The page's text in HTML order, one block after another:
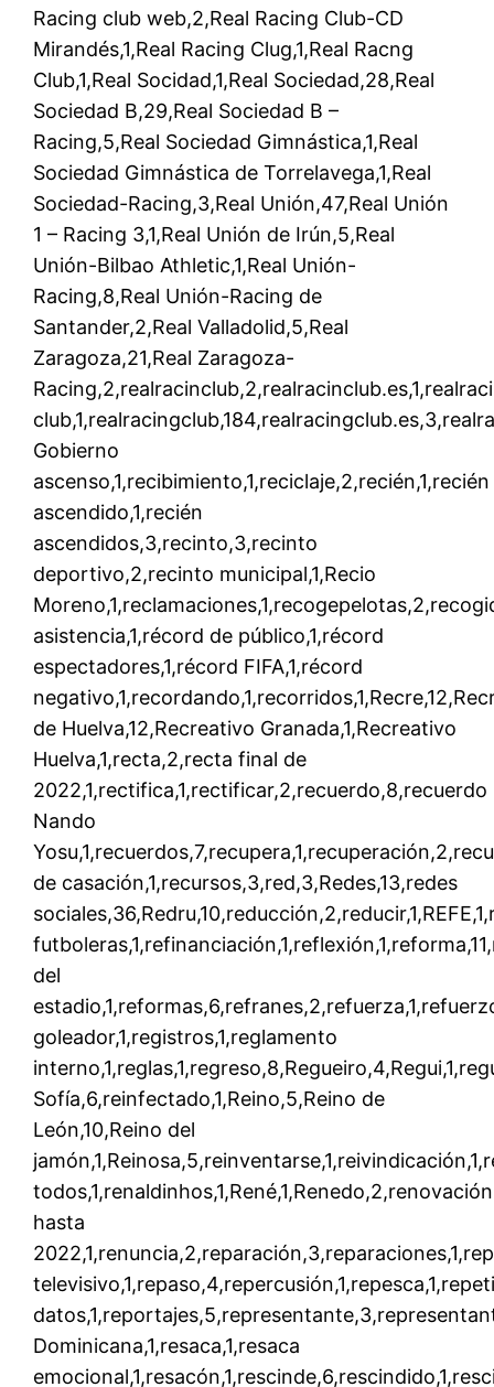
Racing club web,2,Real Racing Club-CD
Mirandés,1,Real Racing Clug,1,Real Racng
Club,1,Real Socidad,1,Real Sociedad,28,Real
Sociedad B,29,Real Sociedad B –
Racing,5,Real Sociedad Gimnástica,1,Real
Sociedad Gimnástica de Torrelavega,1,Real
Sociedad-Racing,3,Real Unión,47,Real Unión
1 – Racing 3,1,Real Unión de Irún,5,Real
Unión-Bilbao Athletic,1,Real Unión-
Racing,8,Real Unión-Racing de
Santander,2,Real Valladolid,5,Real
Zaragoza,21,Real Zaragoza-
Gobierno
ascenso,1,recibimiento,1,reciclaje,2,recién,1,recién
ascendido,1,recién
ascendidos,3,recinto,3,recinto
deportivo,2,recinto municipal,1,Recio
asistencia,1,récord de público,1,récord
espectadores,1,récord FIFA,1,récord
de Huelva,12,Recreativo Granada,1,Recreativo
Huelva,1,recta,2,recta final de
2022,1,rectifica,1,rectificar,2,recuerdo,8,recuerdo
Nando
de casación,1,recursos,3,red,3,Redes,13,redes
del
goleador,1,registros,1,reglamento
Sofía,6,reinfectado,1,Reino,5,Reino de
León,10,Reino del
hasta
Dominicana,1,resaca,1,resaca